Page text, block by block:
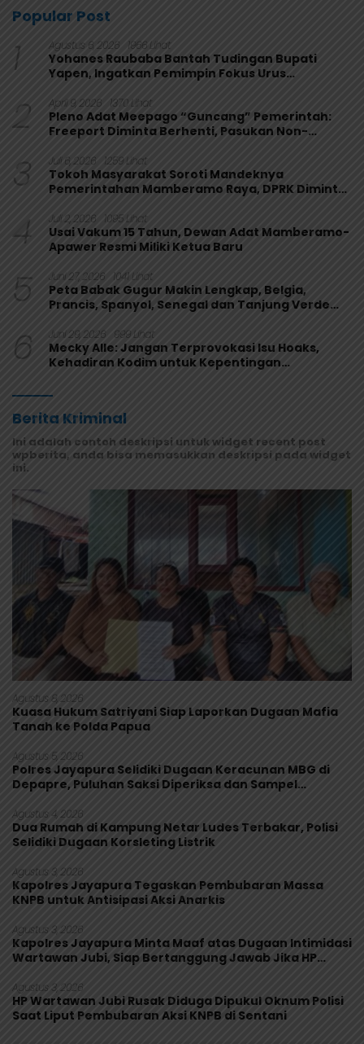
Popular Post
1 Agustus 6, 2026 1966 Lihat
Yohanes Raubaba Bantah Tudingan Bupati
Yapen, Ingatkan Pemimpin Fokus Urus
2 April 9, 2026 1370 Lihat
Pleno Adat Meepago “Guncang” Pemerintah:
Freeport Diminta Berhenti, Pasukan Non-
3 Juli 6, 2026 1259 Lihat
Tokoh Masyarakat Soroti Mandeknya
Pemerintahan Mamberamo Raya, DPRK Diminta
4 Juli 2, 2026 1095 Lihat
Usai Vakum 15 Tahun, Dewan Adat Mamberamo-
Apawer Resmi Miliki Ketua Baru
5 Juni 27, 2026 1041 Lihat
Peta Babak Gugur Makin Lengkap, Belgia,
Prancis, Spanyol, Senegal dan Tanjung Verde
6 Juni 29, 2026 999 Lihat
Mecky Alle: Jangan Terprovokasi Isu Hoaks,
Kehadiran Kodim untuk Kepentingan
Berita Kriminal
Ini adalah contoh deskripsi untuk widget recent post
wpberita, anda bisa memasukkan deskripsi pada widget
ini.
Agustus 8, 2026
Kuasa Hukum Satriyani Siap Laporkan Dugaan Mafia
Tanah ke Polda Papua
Agustus 5, 2026
Polres Jayapura Selidiki Dugaan Keracunan MBG di
Depapre, Puluhan Saksi Diperiksa dan Sampel
Agustus 4, 2026
Dua Rumah di Kampung Netar Ludes Terbakar, Polisi
Selidiki Dugaan Korsleting Listrik
Agustus 3, 2026
Kapolres Jayapura Tegaskan Pembubaran Massa
KNPB untuk Antisipasi Aksi Anarkis
Agustus 3, 2026
Kapolres Jayapura Minta Maaf atas Dugaan Intimidasi
Wartawan Jubi, Siap Bertanggung Jawab Jika HP
Agustus 3, 2026
HP Wartawan Jubi Rusak Diduga Dipukul Oknum Polisi
Saat Liput Pembubaran Aksi KNPB di Sentani